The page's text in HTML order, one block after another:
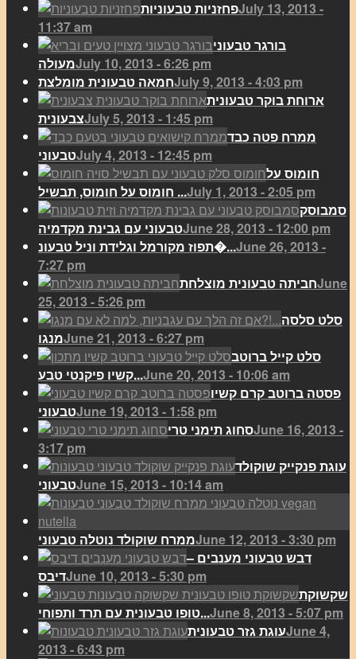
פחזניות טבעוניותJuly 13, 2013 -
11:37 am
בורגר טבעוני
מעולהJuly 10, 2013 - 6:26 pm
חמאה טבעונית מומלצתJuly 9, 2013 - 4:03 pm
ארוחת בוקר טבעונית
צבעוניתJuly 5, 2013 - 1:45 pm
ממרח פטה כבד
טבעוניJuly 4, 2013 - 12:45 pm
חומוס על
חומוס על חומוס, תבשיל ...July 1, 2013 - 2:05 pm
סמבוסק
טבעוני עם גבינת מקדמיהJune 28, 2013 - 12:00 pm
תפוז מקורמל וגלידת וניל טבעונ�...June 26, 2013 -
7:27 pm
חביתה טבעונית מוצלחתJune
25, 2013 - 5:26 pm
סלט סלסה
מנגוJune 21, 2013 - 6:27 pm
סלט קייל ברוטב
קשיו פיקנטי טבע...June 20, 2013 - 10:06 am
פסטה ברוטב קרם קשיו
טבעוניJune 19, 2013 - 1:58 pm
סחוג תימני טריJune 16, 2013 -
3:17 pm
עוגת פנקייק שוקולד
טבעוניJune 15, 2013 - 10:14 am
ממרח שוקולד נוטלה טבעוניJune 12, 2013 - 3:30 pm
דבש טבעוני מענבים –
דיבסJune 10, 2013 - 5:30 pm
שקשוקת
טופו טבעונית עם תרד ותפוחי...June 8, 2013 - 5:07 pm
עוגת גזר טבעוניתJune 4,
2013 - 6:43 pm